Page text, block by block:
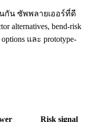
กัน ซัพพลายเออร์ที่ดี
alternatives, bend-risk
options และ prototype-
Risk signal